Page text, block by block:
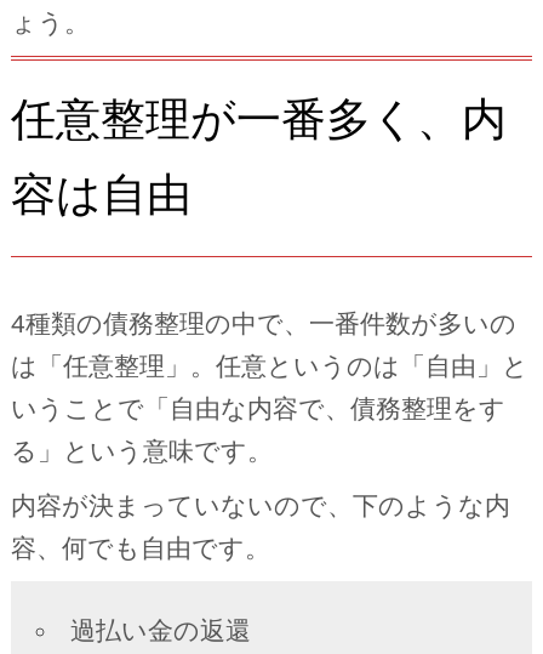
ょう。
任意整理が一番多く、内
容は自由
4種類の債務整理の中で、一番件数が多いの
は「任意整理」。任意というのは「自由」と
いうことで「自由な内容で、債務整理をす
る」という意味です。
内容が決まっていないので、下のような内
容、何でも自由です。
過払い金の返還